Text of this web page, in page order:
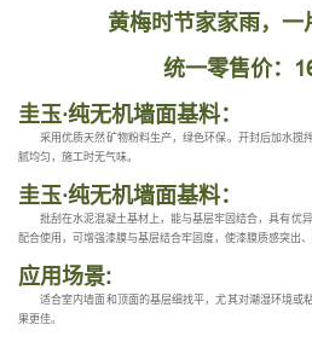
黄梅时节家家雨，一
统一零售价：
圭玉·纯无机墙面基料：
采用优质天然矿物粉料生产，绿色环保。开封后加水搅
腻均匀，施工时无气味。
圭玉·纯无机墙面基料：
批刮在水泥混凝土基材上，能与基层牢固结合，具有优
配合使用，可增强漆膜与基层结合牢固度，使漆膜质感突出、
应用场景:
适合室内墙面和顶面的基层细找平，尤其对潮湿环境或
果更佳。